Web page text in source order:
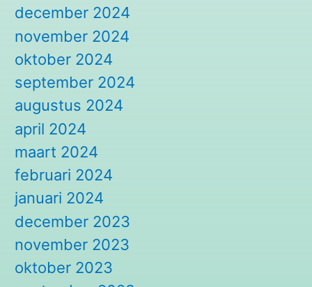
december 2024
november 2024
oktober 2024
september 2024
augustus 2024
april 2024
maart 2024
februari 2024
januari 2024
december 2023
november 2023
oktober 2023